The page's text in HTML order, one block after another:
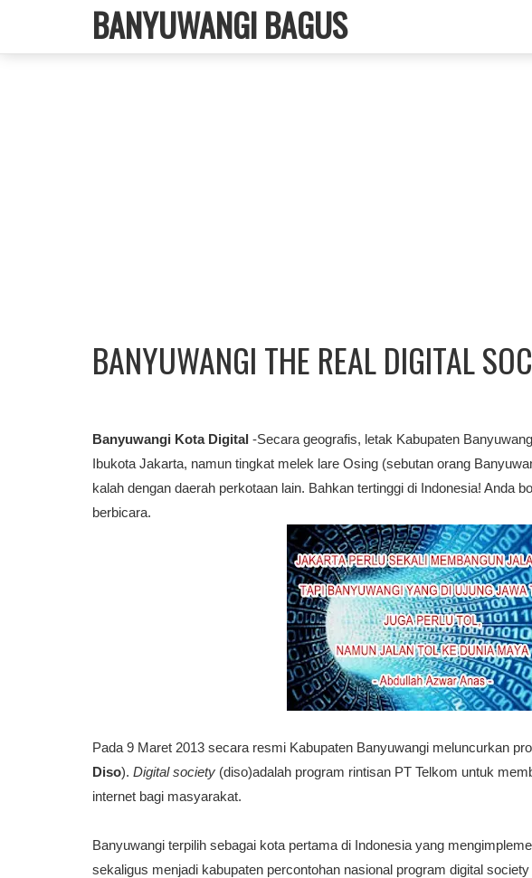
BANYUWANGI BAGUS
BANYUWANGI THE REAL DIGITAL
Banyuwangi Kota Digital -Secara geografis, letak Kabupaten
Ibukota Jakarta, namun tingkat melek lare Osing (sebutan orang
kalah dengan daerah perkotaan lain. Bahkan tertinggi di Indonesia! Anda
berbicara.
Pada 9 Maret 2013 secara resmi Kabupaten Banyuwangi meluncurkan
Diso). Digital society (diso)adalah program rintisan PT Telkom untuk
internet bagi masyarakat.
Banyuwangi terpilih sebagai kota pertama di Indonesia yang
sekaligus menjadi kabupaten percontohan nasional program digital